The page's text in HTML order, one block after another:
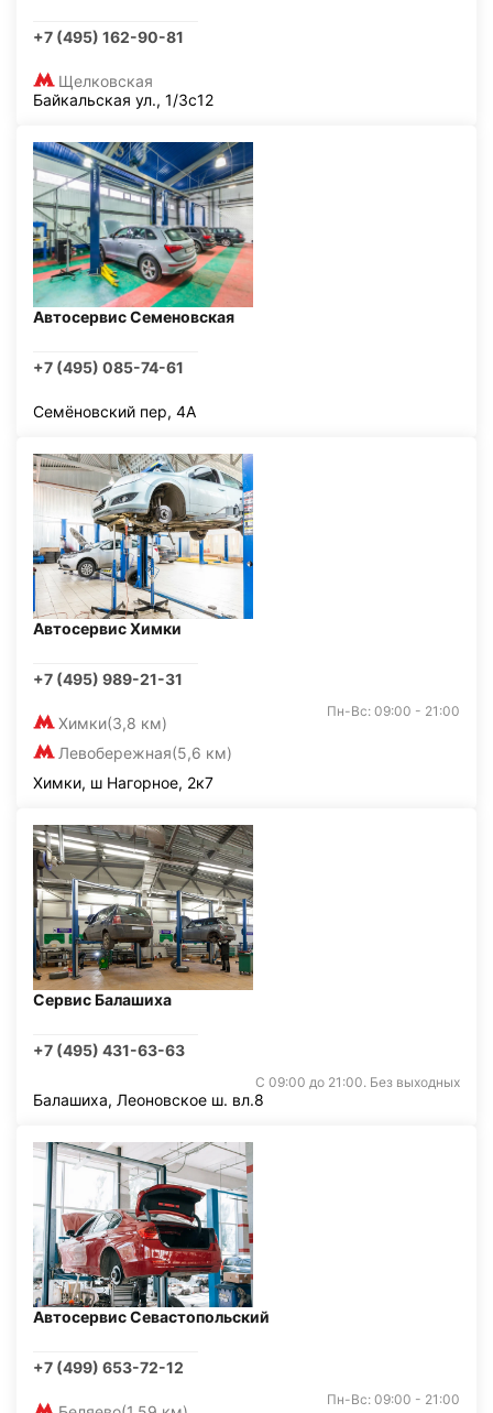
+7 (495) 162-90-81
Щелковская
Байкальская ул., 1/3с12
Автосервис Семеновская
+7 (495) 085-74-61
Семёновский пер, 4А
Автосервис Химки
+7 (495) 989-21-31
Химки(3,8 км)
Левобережная(5,6 км)
Пн-Вс: 09:00 - 21:00
Химки, ш Нагорное, 2к7
Сервис Балашиха
+7 (495) 431-63-63
С 09:00 до 21:00. Без выходных
Балашиха, Леоновское ш. вл.8
Автосервис Севастопольский
+7 (499) 653-72-12
Пн-Вс: 09:00 - 21:00